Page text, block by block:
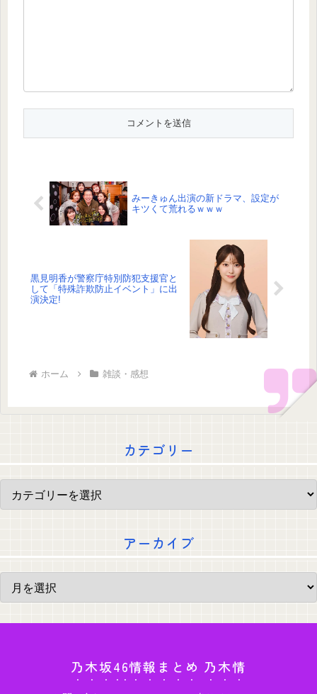
みーきゅん出演の新ドラマ、設定が
キツくて荒れるｗｗｗ
黒見明香が警察庁特別防犯支援官と
して「特殊詐欺防止イベント」に出
演決定!
ホーム 雑談・感想
カテゴリー
アーカイブ
乃木坂46情報まとめ 乃木情